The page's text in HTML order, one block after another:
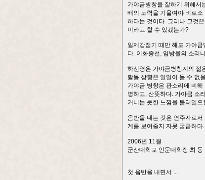
가야금병창을 잘하기 위해서
배의 노력을 기울여야 비로
하다는 것이다. 그러나 그것
이라고 할 수 있겠는가?
일제강점기 때만 해도 가야
다. 이화중선, 임방울의 소리
하선영은 가야금병창계의 젊
활동 상황은 일일이 들 수 없
가야금 병창은 판소리에 비
명하고, 산뜻하다. 가야금 소
거니는 듯한 느낌을 불러일
음반을 내는 것은 연주자로
계를 보여줄지 자못 궁금하
2006년 11월
군산대학교 인문대학장 최 동
첫 음반을 내면서 ...